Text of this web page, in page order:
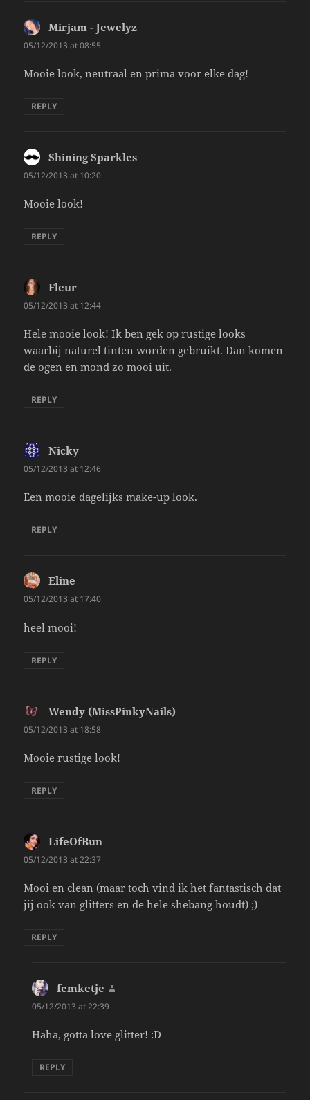
Mirjam - Jewelyz
05/12/2013 at 08:55
Mooie look, neutraal en prima voor elke dag!
REPLY
Shining Sparkles
05/12/2013 at 10:20
Mooie look!
REPLY
Fleur
05/12/2013 at 12:44
Hele mooie look! Ik ben gek op rustige looks
waarbij naturel tinten worden gebruikt. Dan komen
de ogen en mond zo mooi uit.
REPLY
Nicky
05/12/2013 at 12:46
Een mooie dagelijks make-up look.
REPLY
Eline
05/12/2013 at 17:40
heel mooi!
REPLY
Wendy (MissPinkyNails)
05/12/2013 at 18:58
Mooie rustige look!
REPLY
LifeOfBun
05/12/2013 at 22:37
Mooi en clean (maar toch vind ik het fantastisch dat
jij ook van glitters en de hele shebang houdt) ;)
REPLY
femketje
05/12/2013 at 22:39
Haha, gotta love glitter! :D
REPLY